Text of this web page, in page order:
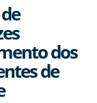
dos
de